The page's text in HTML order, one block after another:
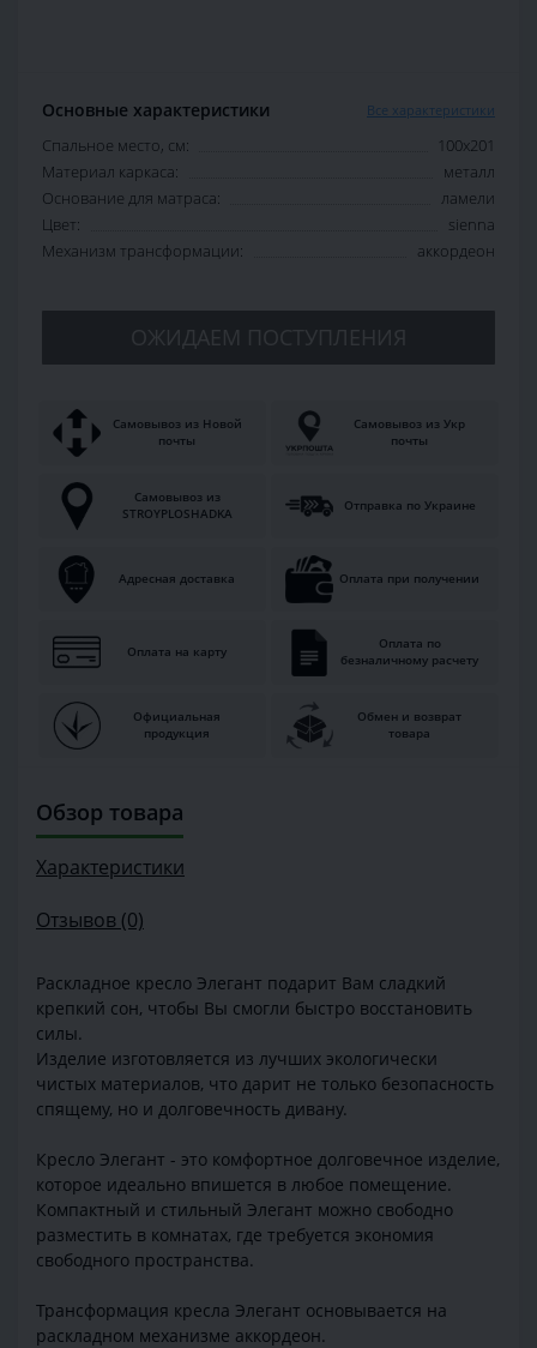
Основные характеристики Все характеристики
Спальное место, см:
100х201
Материал каркаса:
металл
Основание для матраса:
ламели
Цвет:
sienna
Механизм трансформации:
аккордеон
ОЖИДАЕМ ПОСТУПЛЕНИЯ
Самовывоз из Новой
почты
Самовывоз из Укр
почты
Самовывоз из
STROYPLOSHADKA
Отправка по Украине
Адресная доставка Оплата при получении
Оплата на карту
Оплата по
безналичному расчету
Официальная
продукция
Обмен и возврат
товара
Обзор товара
Характеристики
Отзывов (0)
Раскладное кресло Элегант подарит Вам сладкий
крепкий сон, чтобы Вы смогли быстро восстановить
силы.
Изделие изготовляется из лучших экологически
чистых материалов, что дарит не только безопасность
спящему, но и долговечность дивану.
Кресло Элегант - это комфортное долговечное изделие,
которое идеально впишется в любое помещение.
Компактный и стильный Элегант можно свободно
разместить в комнатах, где требуется экономия
свободного пространства.
Трансформация кресла Элегант основывается на
раскладном механизме аккордеон.